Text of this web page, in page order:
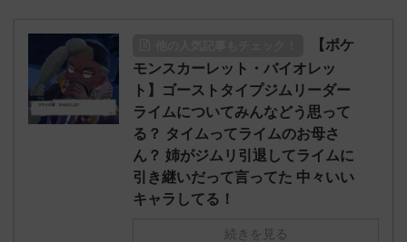
【ポケ
モンスカーレット・バイオレッ
ト】ゴーストタイプジムリーダー
ライムについてみんなどう思って
る？ タイムってライムのお母さ
ん？ 姉がジムリ引退してライムに
引き継いだって言ってた 中々いい
キャラしてる！
続きを見る